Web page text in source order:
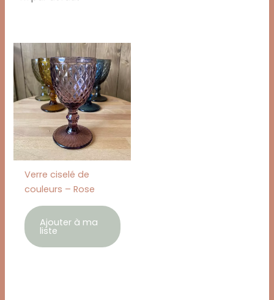
Verre ciselé de
couleurs – Rose
Ajouter à ma
liste